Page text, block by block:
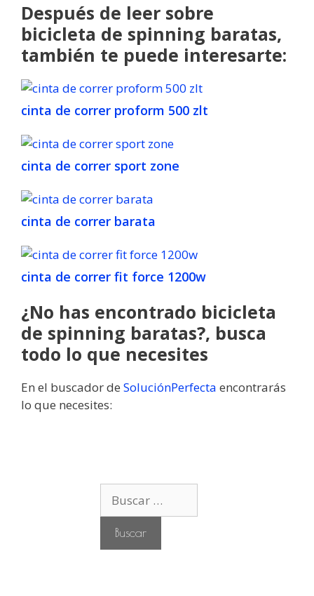
Después de leer sobre
bicicleta de spinning baratas,
también te puede interesarte:
cinta de correr proform 500 zlt
cinta de correr sport zone
cinta de correr barata
cinta de correr fit force 1200w
¿No has encontrado bicicleta
de spinning baratas?, busca
todo lo que necesites
En el buscador de SoluciónPerfecta encontrarás
lo que necesites: